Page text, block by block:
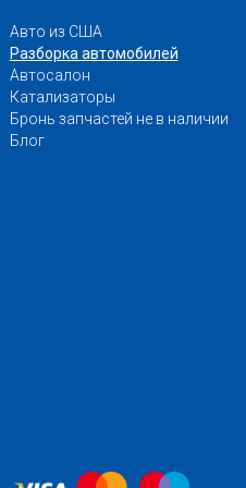
Авто из США
Разборка автомобилей
Автосалон
Катализаторы
Бронь запчастей не в наличии
Блог